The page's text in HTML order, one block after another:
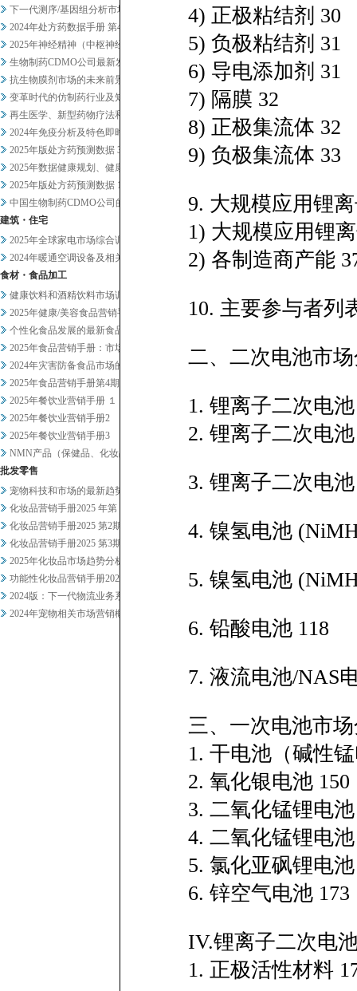
下一代测序/基因组分析市场20...
2024年处方药数据手册 第4...
2025年神经精神（中枢神经系...
生物制药CDMO公司最新发展趋...
抗生物膜剂市场的未来前景
变革时代的仿制药行业及知名企业...
再生医学、新型药物疗法和药物研...
2024年免疫分析及特色即时检...
2025年版处方药预测数据 3
2025年数据健康规划、健康管...
2025年版处方药预测数据 1
中国生物制药CDMO公司的战略...
建筑・住宅
2025年全球家电市场综合调查
2024年暖通空调设备及相关业...
食材・食品加工
健康饮料和酒精饮料市场调查
2025年健康/美容食品营销手...
个性化食品发展的最新食品科技趋...
2025年食品营销手册：市场总...
2024年灾害防备食品市场的现...
2025年食品营销手册第4期
2025年餐饮业营销手册 １
2025年餐饮业营销手册2
2025年餐饮业营销手册3
NMN产品（保健品、化妆品）及...
批发零售
宠物科技和市场的最新趋势正在发...
化妆品营销手册2025 年第 ...
化妆品营销手册2025 第2期
化妆品营销手册2025 第3期
2025年化妆品市场趋势分析概...
功能性化妆品营销手册2024-...
2024版：下一代物流业务系统...
2024年宠物相关市场营销概况
4) 正极粘结剂 30
5) 负极粘结剂 31
6) 导电添加剂 31
7) 隔膜 32
8) 正极集流体 32
9) 负极集流体 33
9. 大规模应用锂
1) 大规模应用锂
2) 各制造商产能
10. 主要参与者列
二、二次电池市
1. 锂离子二次电
2. 锂离子二次电
3. 锂离子二次电
4. 镍氢电池
5. 镍氢电池
6. 铅酸电池 118
7. 液流电池/NAS
三、一次电池市
1. 干电池（碱性
2. 氧化银电池 150
3. 二氧化锰锂电
4. 二氧化锰锂电
5. 氯化亚砜锂电池
6. 锌空气电池 173
IV.锂离子二次电
1. 正极活性材料